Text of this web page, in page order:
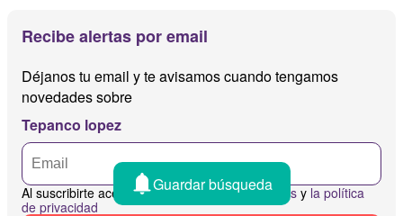
Recibe alertas por email
Déjanos tu email y te avisamos cuando tengamos
novedades sobre
Tepanco lopez
Al suscribirte aceptaslos términos y condiciones y la política
de privacidad
Guardar búsqueda